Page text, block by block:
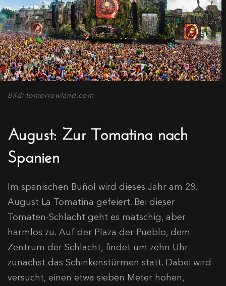
Bild: tomorrowland.com
August: Zur Tomatina nach
Spanien
Im spanischen Buñol wird dieses Jahr am 28.
August La Tomatina gefeiert. Bei dieser
Tomaten-Schlacht geht es matschig, aber
harmlos zu. Auf der Plaza der Pueblo, dem
Zentrum der Schlacht, findet um zehn Uhr
zunächst das Schinkenstürmen statt. Dabei wird
versucht, einen etwa sieben Meter hohen,